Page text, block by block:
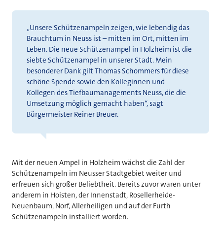
„Unsere Schützenampeln zeigen, wie lebendig das
Brauchtum in Neuss ist – mitten im Ort, mitten im
Leben. Die neue Schützenampel in Holzheim ist die
siebte Schützenampel in unserer Stadt. Mein
besonderer Dank gilt Thomas Schommers für diese
schöne Spende sowie den Kolleginnen und
Kollegen des Tiefbaumanagements Neuss, die die
Umsetzung möglich gemacht haben“, sagt
Bürgermeister Reiner Breuer.
Mit der neuen Ampel in Holzheim wächst die Zahl der
Schützenampeln im Neusser Stadtgebiet weiter und
erfreuen sich großer Beliebtheit. Bereits zuvor waren unter
anderem in Hoisten, der Innenstadt, Rosellerheide-
Neuenbaum, Norf, Allerheiligen und auf der Furth
Schützenampeln installiert worden.